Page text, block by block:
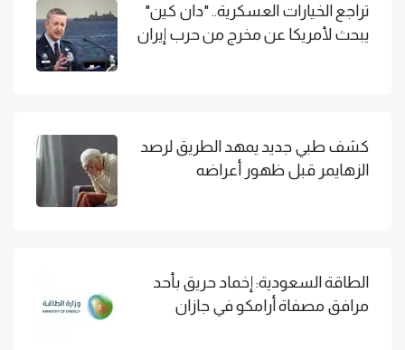
تراجع الخيارات العسكرية.. "دان كين"
يبحث لأمريكا عن مخرج من حرب إيران
كشف طبي جديد يمهد الطريق لرصد
الزهايمر قبل ظهور أعراضه
الطاقة السعودية: إخماد حريق بأحد
مرافق مصفاة أرامكو في جازان